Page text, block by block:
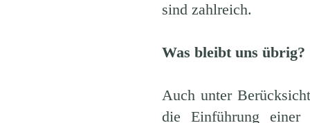
sind zahlreich.
Was bleibt uns übrig?
Auch unter
die Einführung einer